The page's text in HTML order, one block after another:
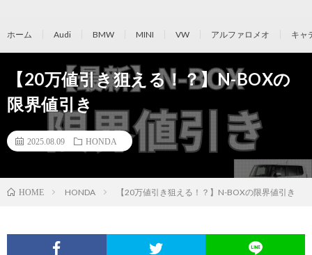
ホーム Audi BMW MINI VW アルファロメオ キャ
【20万値引き狙える！？】N-BOXの
限界値引き
2025.08.09 HONDA
HOME HONDA 【20万値引き狙える！？】N-BOXの限界値引き